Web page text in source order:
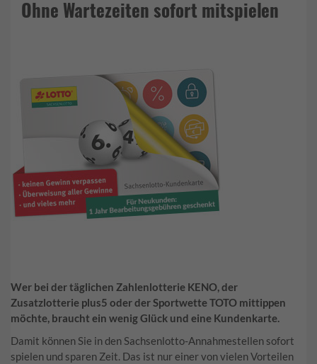
Ohne Wartezeiten sofort mitspielen
Wer bei der täglichen Zahlenlotterie KENO, der
Zusatzlotterie plus5 oder der Sportwette TOTO mittippen
möchte, braucht ein wenig Glück und eine Kundenkarte.
Damit können Sie in den Sachsenlotto-Annahmestellen sofort
spielen und sparen Zeit. Das ist nur einer von vielen Vorteilen